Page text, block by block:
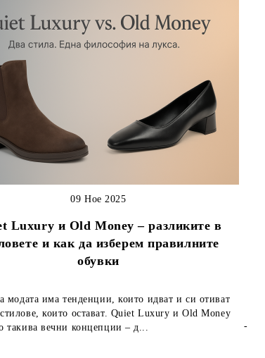
Luxury и Old Money – разликите в
и как да изберем правилните
обувки
09 Ное 2025
модата има тенденции, които идват и си отиват
които остават. Quiet Luxury и Old Money
такива вечни концепции – д...
-